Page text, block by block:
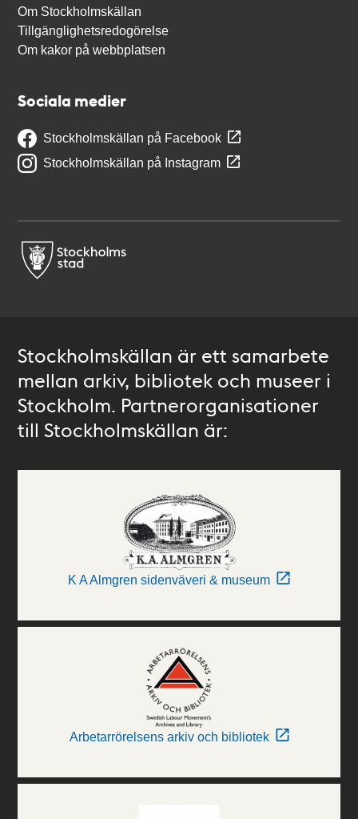
Om Stockholmskällan
Tillgänglighetsredogörelse
Om kakor på webbplatsen
Sociala medier
Stockholmskällan på Facebook
Stockholmskällan på Instagram
Stockholmskällan är ett samarbete
mellan arkiv, bibliotek och museer i
Stockholm. Partnerorganisationer
till Stockholmskällan är:
K A Almgren sidenväveri & museum
Arbetarrörelsens arkiv och bibliotek